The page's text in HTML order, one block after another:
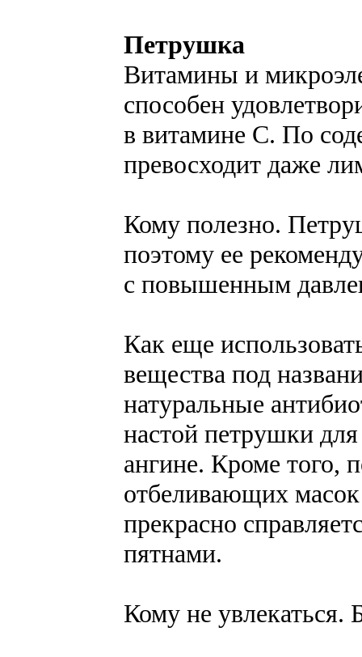
Петрушка
Витамины и
способен
в витамине С. По
превосходит даже
Кому полезно.
поэтому ее
с повышенным
Как еще
вещества под
натуральные
настой петрушки
ангине. Кроме того,
отбеливающих масок
прекрасно
пятнами.
Кому не